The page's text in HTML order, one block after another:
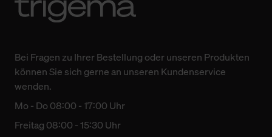
Bei Fragen zu Ihrer Bestellung oder unseren Produkten
können Sie sich gerne an unseren Kundenservice
wenden.
Mo - Do 08:00 - 17:00 Uhr
Freitag 08:00 - 15:30 Uhr